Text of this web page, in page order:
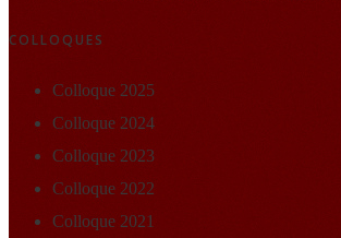
COLLOQUES
Colloque 2025
Colloque 2024
Colloque 2023
Colloque 2022
Colloque 2021